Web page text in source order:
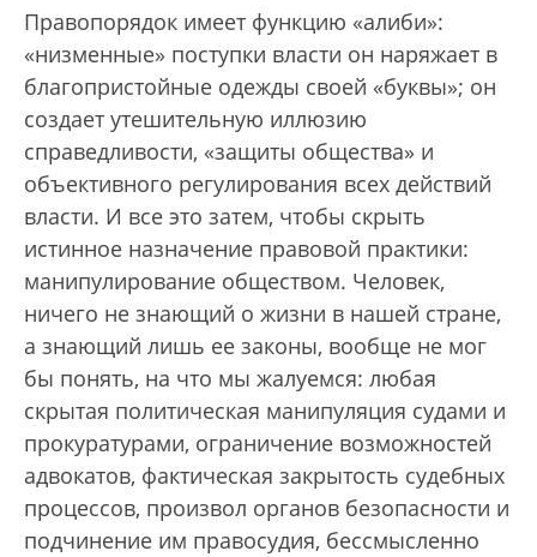
Правопорядок имеет функцию «алиби»:
«низменные» поступки власти он наряжает в
благопристойные одежды своей «буквы»; он
создает утешительную иллюзию
справедливости, «защиты общества» и
объективного регулирования всех действий
власти. И все это затем, чтобы скрыть
истинное назначение правовой практики:
манипулирование обществом. Человек,
ничего не знающий о жизни в нашей стране,
а знающий лишь ее законы, вообще не мог
бы понять, на что мы жалуемся: любая
скрытая политическая манипуляция судами и
прокуратурами, ограничение возможностей
адвокатов, фактическая закрытость судебных
процессов, произвол органов безопасности и
подчинение им правосудия, бессмысленно